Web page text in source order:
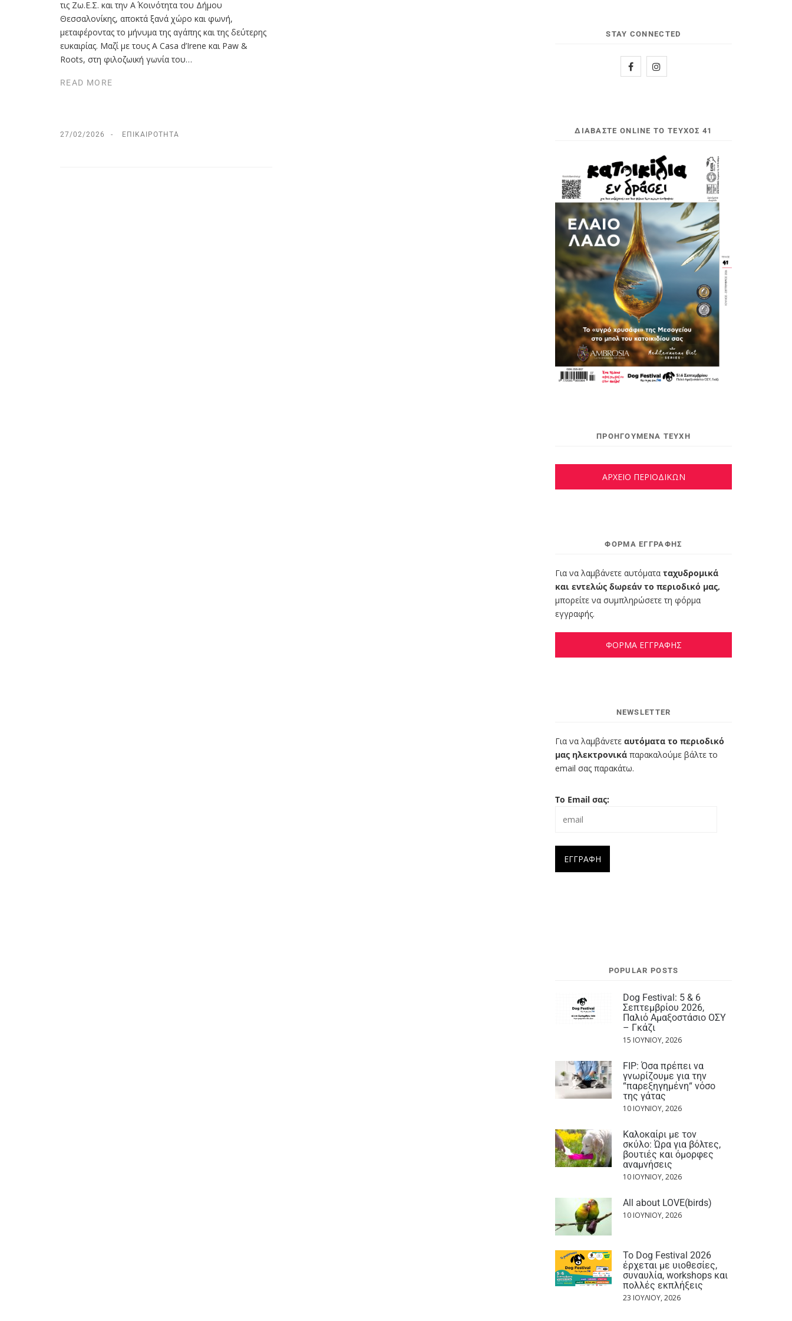
τις Ζω.Ε.Σ. και την Α΄ Κοινότητα του Δήμου
Θεσσαλονίκης, αποκτά ξανά χώρο και φωνή,
μεταφέροντας το μήνυμα της αγάπης και της δεύτερης
ευκαιρίας. Μαζί με τους A Casa d’Irene και Paw &
Roots, στη φιλοζωική γωνία του…
READ MORE
27/02/2026 ΕΠΙΚΑΙΡΌΤΗΤΑ
STAY CONNECTED
ΔΙΑΒΆΣΤΕ ONLINE ΤΟ ΤΕΎΧΟΣ 41
ΠΡΟΗΓΟΥΜΕΝΑ ΤΕΥΧΗ
ΑΡΧΕΙΟ ΠΕΡΙΟΔΙΚΩΝ
ΦΌΡΜΑ ΕΓΓΡΑΦΉΣ
Για να λαμβάνετε αυτόματα ταχυδρομικά
και εντελώς δωρεάν το περιοδικό μας,
μπορείτε να συμπληρώσετε τη φόρμα
εγγραφής.
ΦΟΡΜΑ ΕΓΓΡΑΦΗΣ
NEWSLETTER
Για να λαμβάνετε αυτόματα το περιοδικό
μας ηλεκτρονικά παρακαλούμε βάλτε το
email σας παρακάτω.
Το Email σας:
POPULAR POSTS
Dog Festival: 5 & 6
Σεπτεμβρίου 2026,
Παλιό Αμαξοστάσιο ΟΣΥ
– Γκάζι
15 ΙΟΥΝΊΟΥ, 2026
FIP: Όσα πρέπει να
γνωρίζουμε για την
“παρεξηγημένη“ νόσο
της γάτας
10 ΙΟΥΝΊΟΥ, 2026
Καλοκαίρι με τον
σκύλο: Ώρα για βόλτες,
βουτιές και όμορφες
αναμνήσεις
10 ΙΟΥΝΊΟΥ, 2026
All about LOVE(birds)
10 ΙΟΥΝΊΟΥ, 2026
Το Dog Festival 2026
έρχεται με υιοθεσίες,
συναυλία, workshops και
πολλές εκπλήξεις
23 ΙΟΥΛΊΟΥ, 2026